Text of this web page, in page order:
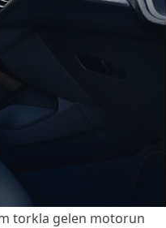
torkla gelen motorun